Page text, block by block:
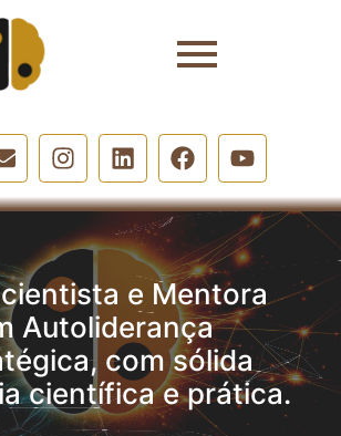
e Mentora
Autoliderança
com sólida
científica e prática.